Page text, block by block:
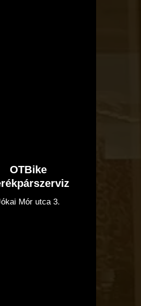
OTBike
Mór utca 3.